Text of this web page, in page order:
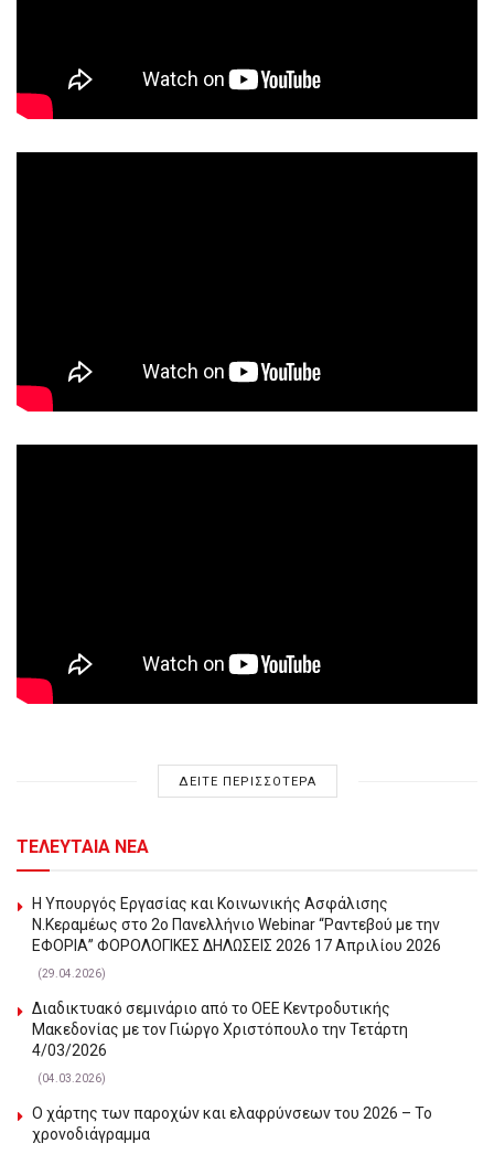
ΔΕΙΤΕ ΠΕΡΙΣΣΟΤΕΡΑ
ΤΕΛΕΥΤΑΙΑ ΝΕΑ
Η Υπουργός Εργασίας και Κοινωνικής Ασφάλισης
Ν.Κεραμέως στο 2o Πανελλήνιο Webinar “Ραντεβού με την
ΕΦΟΡΙΑ” ΦΟΡΟΛΟΓΙΚΕΣ ΔΗΛΩΣΕΙΣ 2026 17 Απριλίου 2026
(29.04.2026)
Διαδικτυακό σεμινάριο από το ΟΕΕ Κεντροδυτικής
Μακεδονίας με τον Γιώργο Χριστόπουλο την Τετάρτη
4/03/2026
(04.03.2026)
Ο χάρτης των παροχών και ελαφρύνσεων του 2026 – Το
χρονοδιάγραμμα